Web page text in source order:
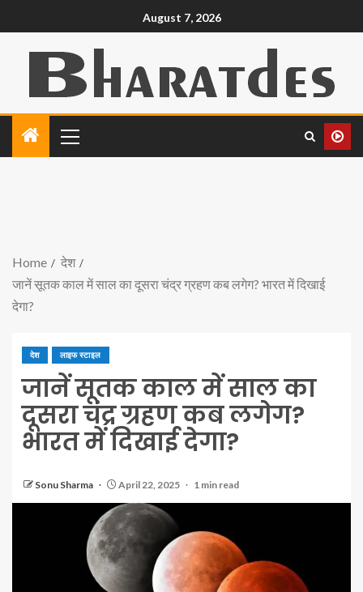
August 7, 2026
Home
देश
जानें सूतक काल में साल का दूसरा चंद्र ग्रहण कब लगेग? भारत में दिखाई
देगा?
देश लाइफ स्टाइल
जानें सूतक काल में साल का
दूसरा चंद्र ग्रहण कब लगेग?
भारत में दिखाई देगा?
Sonu Sharma April 22, 2025 1 min read